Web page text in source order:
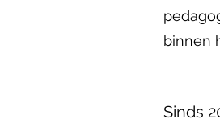
binnen
Sinds